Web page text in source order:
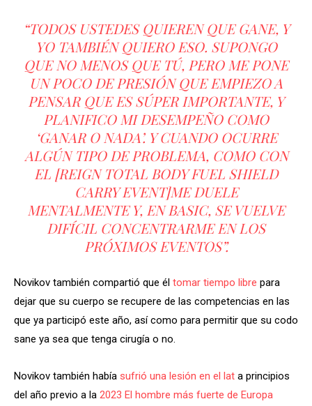
“TODOS USTEDES QUIEREN QUE GANE, Y
YO TAMBIÉN QUIERO ESO. SUPONGO
QUE NO MENOS QUE TÚ, PERO ME PONE
UN POCO DE PRESIÓN QUE EMPIEZO A
PENSAR QUE ES SÚPER IMPORTANTE, Y
PLANIFICO MI DESEMPEÑO COMO
‘GANAR O NADA’. Y CUANDO OCURRE
ALGÚN TIPO DE PROBLEMA, COMO CON
EL [REIGN TOTAL BODY FUEL SHIELD
CARRY EVENT]ME DUELE
MENTALMENTE Y, EN BASIC, SE VUELVE
DIFÍCIL CONCENTRARME EN LOS
PRÓXIMOS EVENTOS”.
Novikov también compartió que él tomar tiempo libre para
dejar que su cuerpo se recupere de las competencias en las
que ya participó este año, así como para permitir que su codo
sane ya sea que tenga cirugía o no.
Novikov también había sufrió una lesión en el lat a principios
del año previo a la 2023 El hombre más fuerte de Europa